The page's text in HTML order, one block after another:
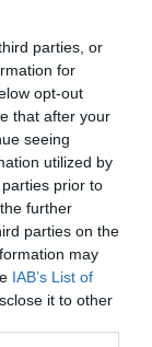
parties, or
for
opt-out
that after your
seeing
utilized by
prior to
further
parties on the
may
IAB’s List of
it to other
partita